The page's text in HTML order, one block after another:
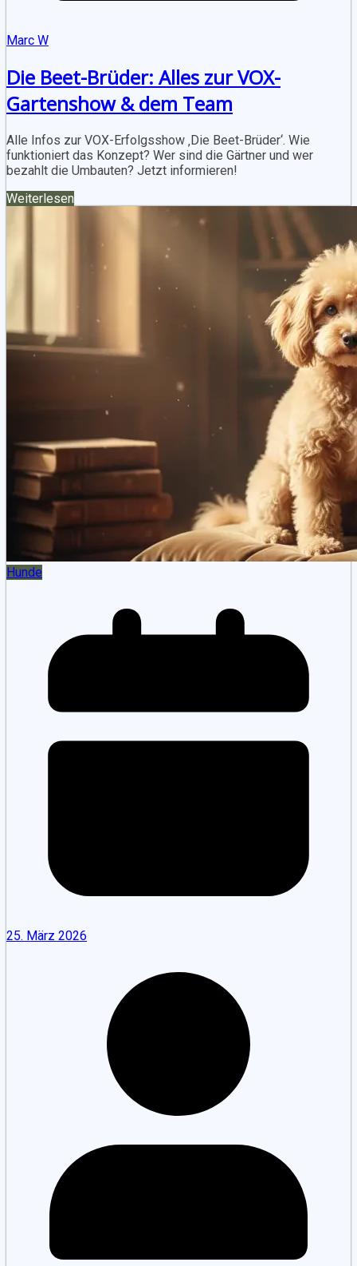
Marc W
Die Beet-Brüder: Alles zur VOX-
Gartenshow & dem Team
Alle Infos zur VOX-Erfolgsshow ‚Die Beet-Brüder‘. Wie
funktioniert das Konzept? Wer sind die Gärtner und wer
bezahlt die Umbauten? Jetzt informieren!
Weiterlesen
Hunde
25. März 2026